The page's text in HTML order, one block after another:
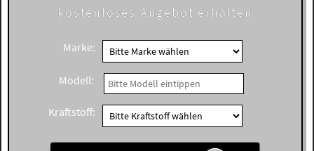
kostenloses Angebot erhalten
Marke:
Modell:
Kraftstoff: